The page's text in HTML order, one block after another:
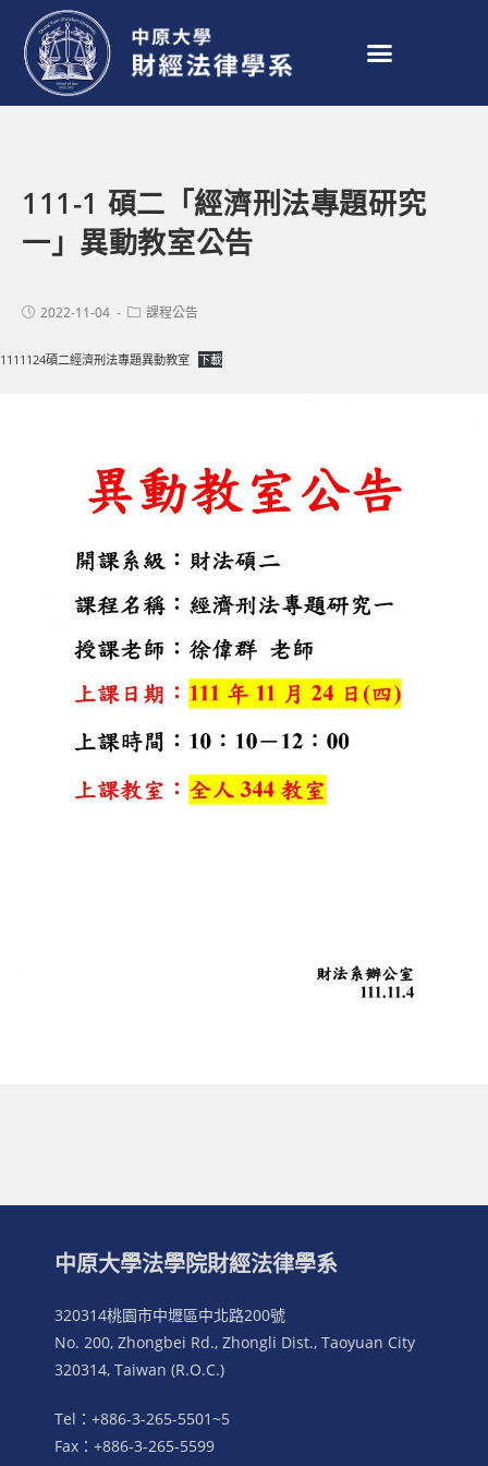
111-1 碩二「經濟刑法專題研究
一」異動教室公告
2022-11-04 課程公告
1111124碩二經濟刑法專題異動教室 下載
中原大學法學院財經法律學系
320314桃園市中壢區中北路200號
No. 200, Zhongbei Rd., Zhongli Dist., Taoyuan City
320314, Taiwan (R.O.C.)
Tel：+886-3-265-5501~5
Fax：+886-3-265-5599